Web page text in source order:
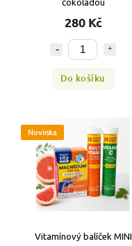
čokoládou
280 Kč
Do košíku
Novinka
Vitamínový balíček MINI